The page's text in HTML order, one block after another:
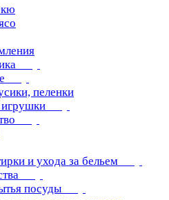
пеленки
и ухода за бельем
посуды